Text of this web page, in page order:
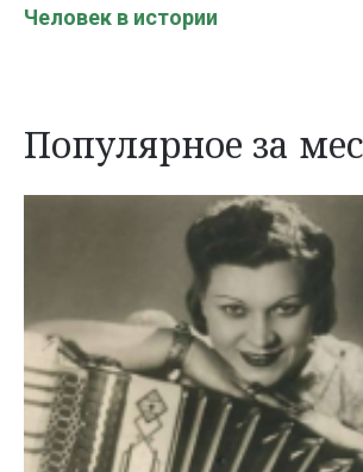
Человек в истории
Популярное за